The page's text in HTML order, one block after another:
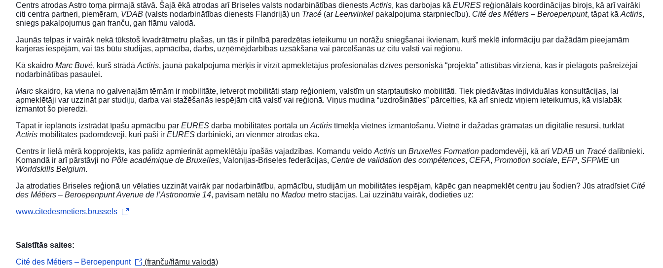
Centrs atrodas Astro torņa pirmajā stāvā. Šajā ēkā atrodas arī Briseles valsts nodarbinātības dienests Actiris, kas darbojas kā EURES reģionālais koordinācijas birojs, kā arī vairāki
citi centra partneri, piemēram, VDAB (valsts nodarbinātības dienests Flandrijā) un Tracé (ar Leerwinkel pakalpojuma starpniecību). Cité des Métiers – Beroepenpunt, tāpat kā Actiris,
sniegs pakalpojumus gan franču, gan flāmu valodā.
Jaunās telpas ir vairāk nekā tūkstoš kvadrātmetru plašas, un tās ir pilnībā paredzētas ieteikumu un norāžu sniegšanai ikvienam, kurš meklē informāciju par dažādām pieejamām
karjeras iespējām, vai tās būtu studijas, apmācība, darbs, uzņēmējdarbības uzsākšana vai pārcelšanās uz citu valsti vai reģionu.
Kā skaidro Marc Buvé, kurš strādā Actiris, jaunā pakalpojuma mērķis ir virzīt apmeklētājus profesionālās dzīves personiskā “projekta” attīstības virzienā, kas ir pielāgots pašreizējai
nodarbinātības pasaulei.
Marc skaidro, ka viena no galvenajām tēmām ir mobilitāte, ietverot mobilitāti starp reģioniem, valstīm un starptautisko mobilitāti. Tiek piedāvātas individuālas konsultācijas, lai
apmeklētāji var uzzināt par studiju, darba vai stažēšanās iespējām citā valstī vai reģionā. Viņus mudina “uzdrošināties” pārcelties, kā arī sniedz viņiem ieteikumus, kā vislabāk
izmantot šo pieredzi.
Tāpat ir ieplānots izstrādāt īpašu apmācību par EURES darba mobilitātes portāla un Actiris tīmekļa vietnes izmantošanu. Vietnē ir dažādas grāmatas un digitālie resursi, turklāt
Actiris mobilitātes padomdevēji, kuri paši ir EURES darbinieki, arī vienmēr atrodas ēkā.
Centrs ir lielā mērā kopprojekts, kas palīdz apmierināt apmeklētāju īpašās vajadzības. Komandu veido Actiris un Bruxelles Formation padomdevēji, kā arī VDAB un Tracé dalībnieki.
Komandā ir arī pārstāvji no Pôle académique de Bruxelles, Valonijas-Briseles federācijas, Centre de validation des compétences, CEFA, Promotion sociale, EFP, SFPME un
Worldskills Belgium.
Ja atrodaties Briseles reģionā un vēlaties uzzināt vairāk par nodarbinātību, apmācību, studijām un mobilitātes iespējam, kāpēc gan neapmeklēt centru jau šodien? Jūs atradīsiet Cité
des Métiers – Beroepenpunt Avenue de l’Astronomie 14, pavisam netālu no Madou metro stacijas. Lai uzzinātu vairāk, dodieties uz:
www.citedesmetiers.brussels
Saistītās saites:
Cité des Métiers – Beroepenpunt
(franču/flāmu valodā)